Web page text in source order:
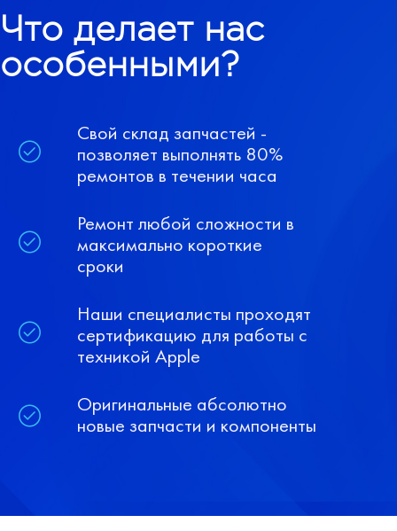
Что делает нас
особенными?
Свой склад запчастей -
позволяет выполнять 80%
ремонтов в течении часа
Ремонт любой сложности в
максимально короткие
сроки
Наши специалисты проходят
сертификацию для работы с
техникой Apple
Оригинальные абсолютно
новые запчасти и компоненты